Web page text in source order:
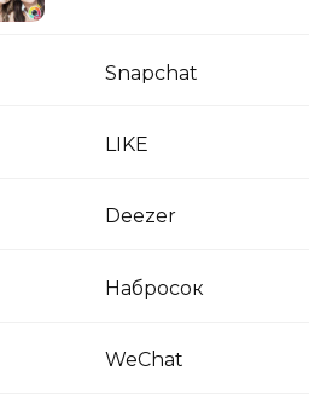
Snapchat
LIKE
Deezer
Набросок
WeChat